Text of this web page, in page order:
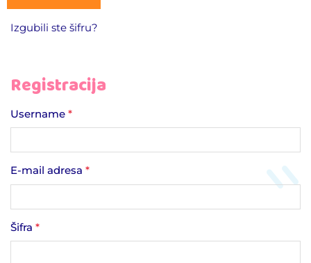
Izgubili ste šifru?
Registracija
Username *
E-mail adresa *
Šifra *